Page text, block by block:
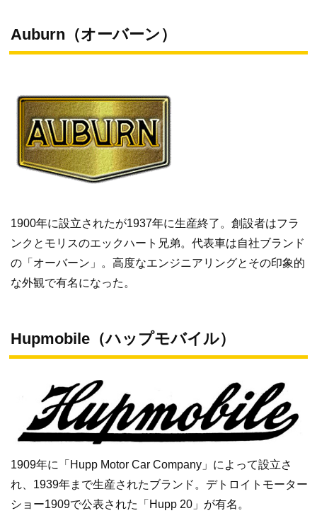
Auburn（オーバーン）
1900年に設立されたが1937年に生産終了。創設者はフラ
ンクとモリスのエックハート兄弟。代表車は自社ブランド
の「オーバーン」。高度なエンジニアリングとその印象的
な外観で有名になった。
Hupmobile（ハップモバイル）
1909年に「Hupp Motor Car Company」によって設立さ
れ、1939年まで生産されたブランド。デトロイトモーター
ショー1909で公表された「Hupp 20」が有名。